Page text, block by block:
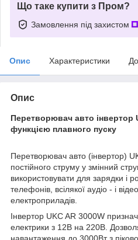
Що таке купити з Пром?
Замовлення під захистом
Опис Характеристики
Опис
Перетворювач авто інвертор
функцією плавного пуску
Перетворювач авто (інвертор)
постійного струму у змінний
використовувати для зарядки і
телефонів, всілякої аудіо - і
електроприладів.
Інвертор UKC AR 3000W
електрики з 12В на 220В.
навантаження до 3000Вт з